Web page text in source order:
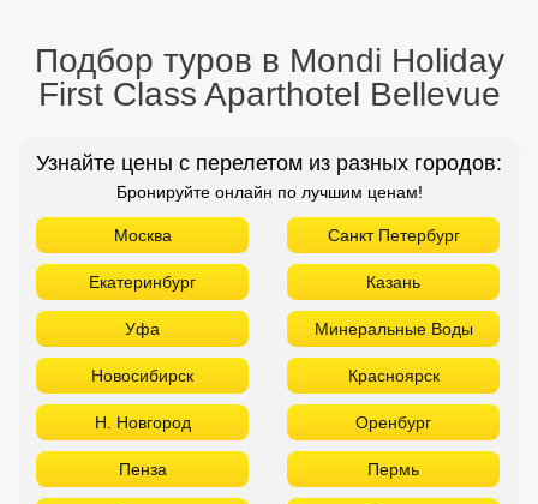
Подбор туров в Mondi Holiday
First Class Aparthotel Bellevue
Узнайте цены с перелетом из разных городов:
Бронируйте онлайн по лучшим ценам!
Москва Санкт Петербург
Екатеринбург Казань
Уфа Минеральные Воды
Новосибирск Красноярск
Н. Новгород Оренбург
Пенза Пермь